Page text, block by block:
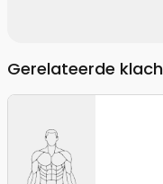
Gerelateerde